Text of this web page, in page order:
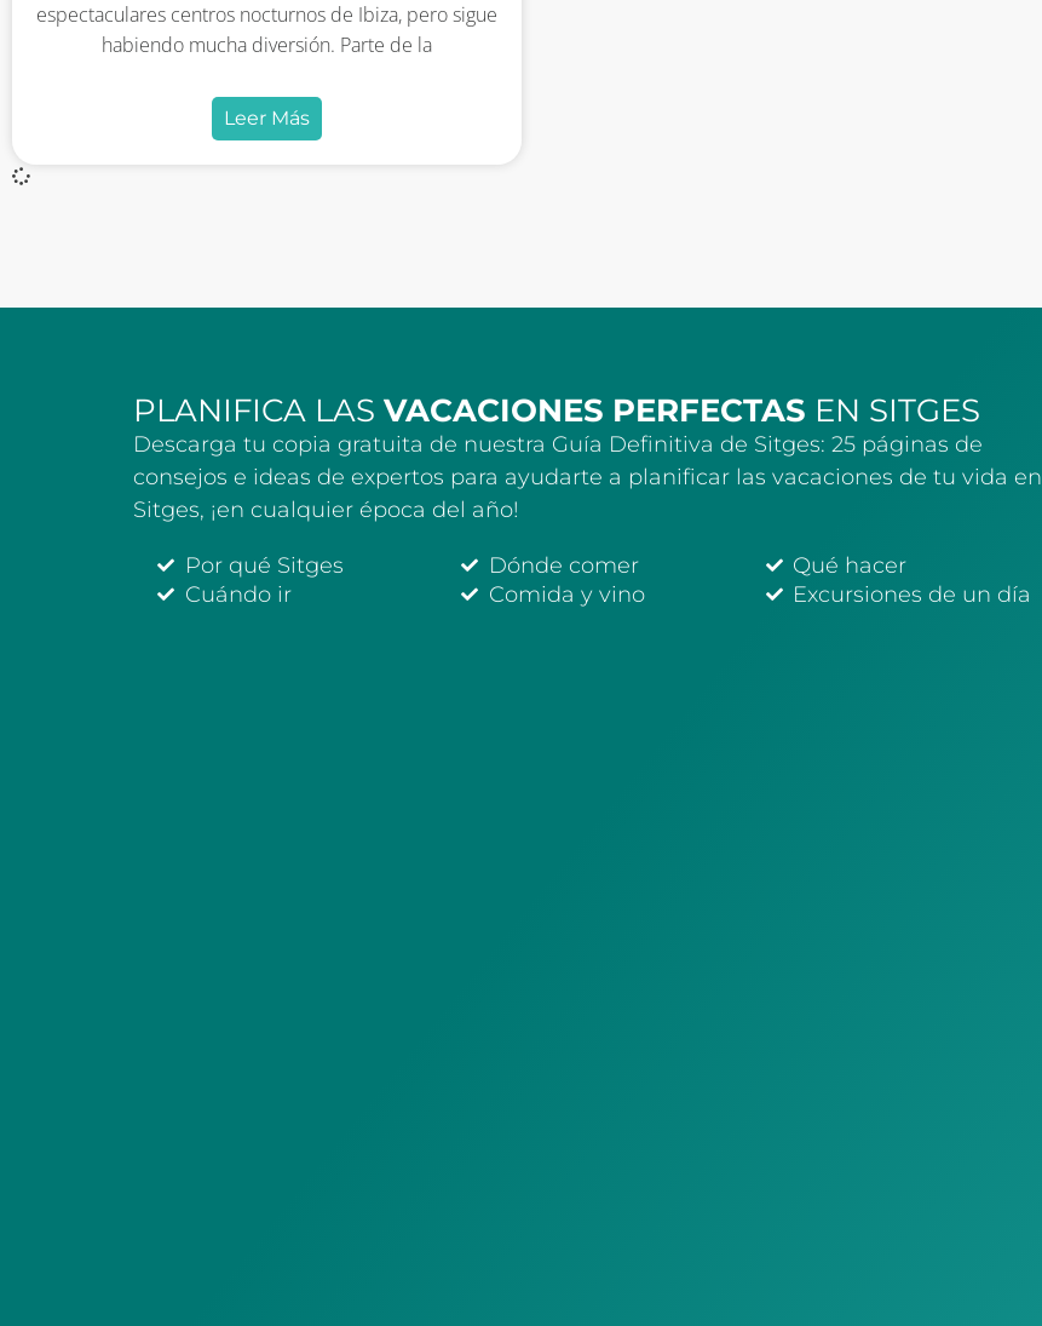
espectaculares centros nocturnos de Ibiza, pero sigue
habiendo mucha diversión. Parte de la
Leer Más
PLANIFICA LAS VACACIONES PERFECTAS EN SITGES
Descarga tu copia gratuita de nuestra Guía Definitiva de Sitges: 25 páginas de
consejos e ideas de expertos para ayudarte a planificar las vacaciones de tu vida en
Sitges, ¡en cualquier época del año!
Por qué Sitges
Cuándo ir
Dónde comer
Comida y vino
Qué hacer
Excursiones de un día